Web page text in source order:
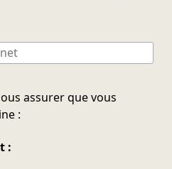
assurer que vous
:
: